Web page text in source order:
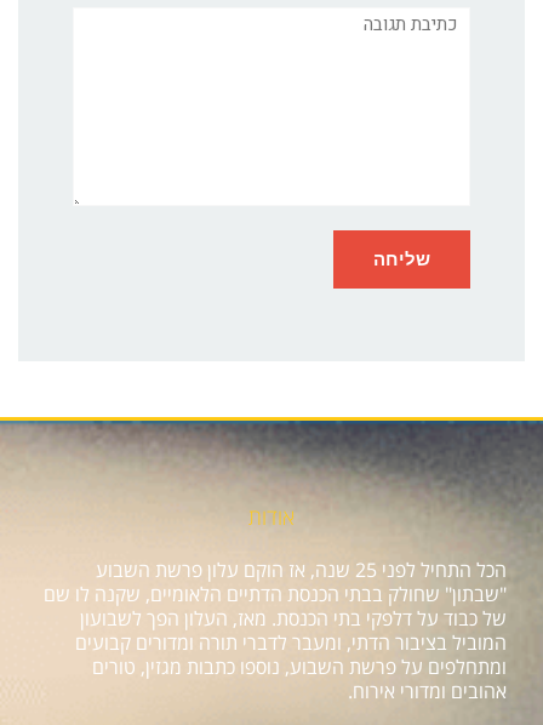
תגובה
אודות
הכל התחיל לפני 25 שנה, אז הוקם עלון פרשת השבוע
"שבתון" שחולק בבתי הכנסת הדתיים הלאומיים, שקנה לו שם
של כבוד על דלפקי בתי הכנסת. מאז, העלון הפך לשבועון
המוביל בציבור הדתי, ומעבר לדברי תורה ומדורים קבועים
ומתחלפים על פרשת השבוע, נוספו כתבות מגזין, טורים
אהובים ומדורי אירוח.